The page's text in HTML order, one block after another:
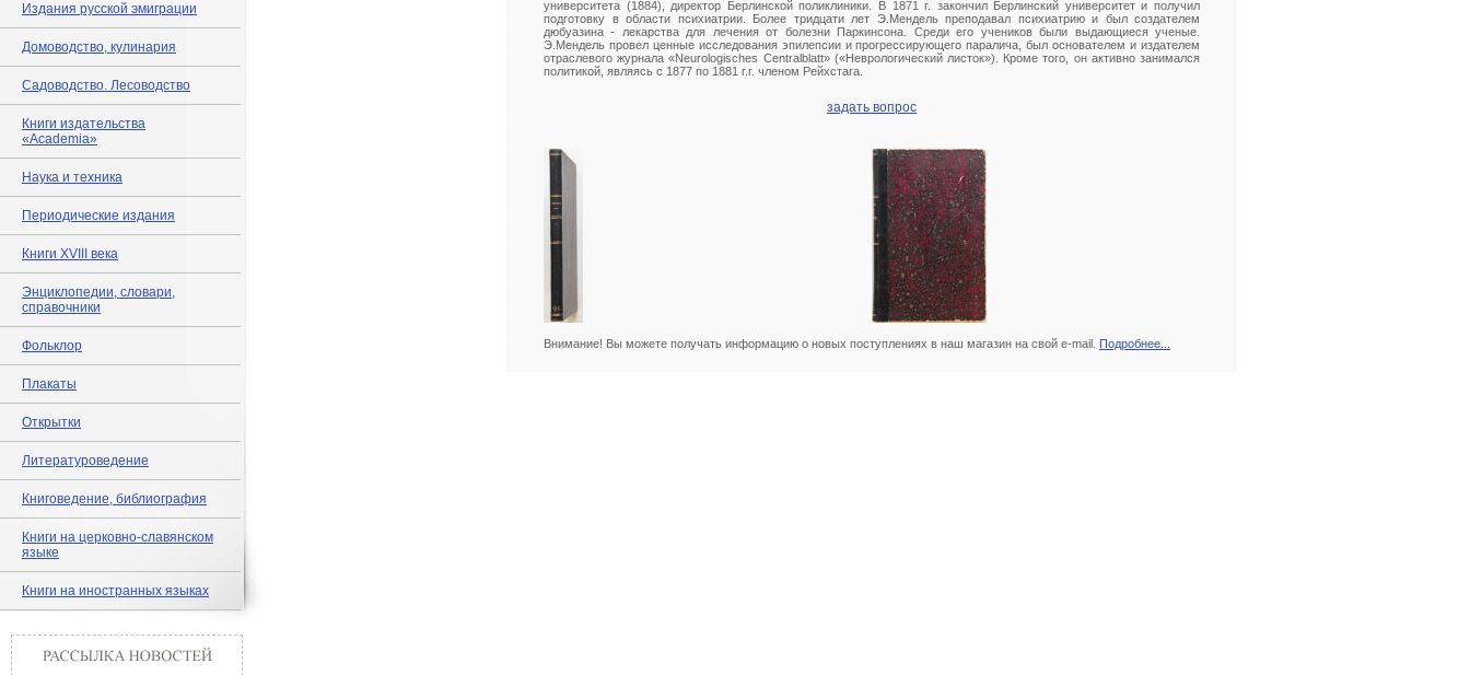
Издания русской эмиграции
Домоводство, кулинария
Садоводство. Лесоводство
Книги издательства
«Academia»
Наука и техника
Периодические издания
Книги XVIII века
Энциклопедии, словари,
справочники
Фольклор
Плакаты
Открытки
Литературоведение
Книговедение, библиография
Книги на церковно-славянском
языке
Книги на иностранных языках
университета (1884), директор Берлинской поликлиники. В 1871 г. закончил Берлинский университет и получил
подготовку в области психиатрии. Более тридцати лет Э.Мендель преподавал психиатрию и был создателем
дюбуазина - лекарства для лечения от болезни Паркинсона. Среди его учеников были выдающиеся ученые.
Э.Мендель провел ценные исследования эпилепсии и прогрессирующего паралича, был основателем и издателем
отраслевого журнала «Neurologisches Centralblatt» («Неврологический листок»). Кроме того, он активно занимался
политикой, являясь с 1877 по 1881 г.г. членом Рейхстага.
задать вопрос
Внимание! Вы можете получать информацию о новых поступлениях в наш магазин на свой e-mail. Подробнее...